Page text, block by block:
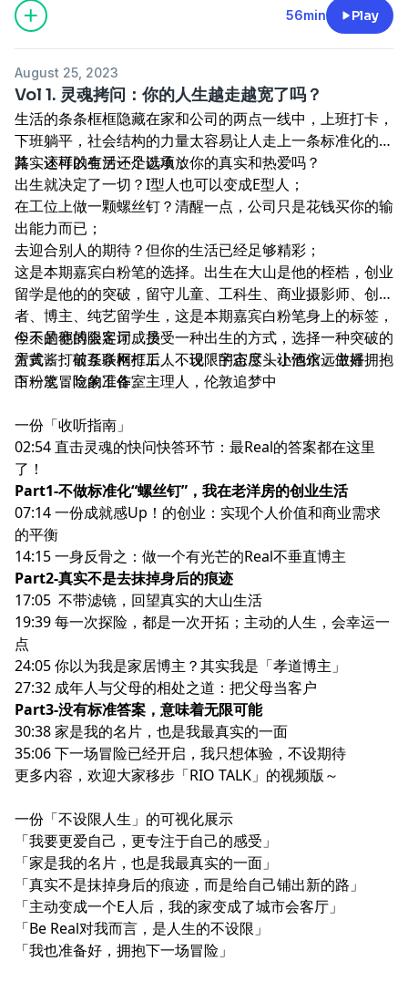
56min Play
August 25, 2023
Vol 1. 灵魂拷问：你的人生越走越宽了吗？
生活的条条框框隐藏在家和公司的两点一线中，上班打卡，
下班躺平，社会结构的力量太容易让人走上一条标准化的道
路，这样的生活还足以承放你的真实和热爱吗？
其实还可以有另一个选项：
出生就决定了一切？I型人也可以变成E型人；
在工位上做一颗螺丝钉？清醒一点，公司只是花钱买你的输
出能力而已；
去迎合别人的期待？但你的生活已经足够精彩；
这是本期嘉宾白粉笔的选择。出生在大山是他的桎梏，创业
留学是他的的突破，留守儿童、工科生、商业摄影师、创业
者、博主、纯艺留学生，这是本期嘉宾白粉笔身上的标签，
但不是他的限定词。接受一种出生的方式，选择一种突破的
方式，打破条条框框后，不设限的态度，让他永远做好拥抱
下一次冒险的准备。
今天的赛博会客厅成员：
蛋黄酱：前互联网打工人，现「宇宙尽头小酒馆」主播
白粉笔：吃象工作室主理人，伦敦追梦中
一份「收听指南」
02:54 直击灵魂的快问快答环节：最Real的答案都在这里
了！
Part1-不做标准化“螺丝钉”，我在老洋房的创业生活
07:14 一份成就感Up！的创业：实现个人价值和商业需求
的平衡
14:15 一身反骨之：做一个有光芒的Real不垂直博主
Part2-真实不是去抹掉身后的痕迹
17:05 不带滤镜，回望真实的大山生活
19:39 每一次探险，都是一次开拓；主动的人生，会幸运一
点
24:05 你以为我是家居博主？其实我是「孝道博主」
27:32 成年人与父母的相处之道：把父母当客户
Part3-没有标准答案，意味着无限可能
30:38 家是我的名片，也是我最真实的一面
35:06 下一场冒险已经开启，我只想体验，不设期待
更多内容，欢迎大家移步 「RIO TALK」的视频版 ～
一份「不设限人生」的可视化展示
「我要更爱自己，更专注于自己的感受」
「家是我的名片，也是我最真实的一面」
「真实不是抹掉身后的痕迹，而是给自己铺出新的路」
「主动变成一个E人后，我的家变成了城市会客厅」
「Be Real对我而言，是人生的不设限」
「我也准备好，拥抱下一场冒险」